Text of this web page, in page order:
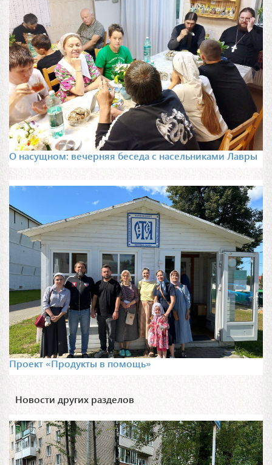
О насущном: вечерняя беседа с насельниками Лавры
Проект «Продукты в помощь»
Новости других разделов